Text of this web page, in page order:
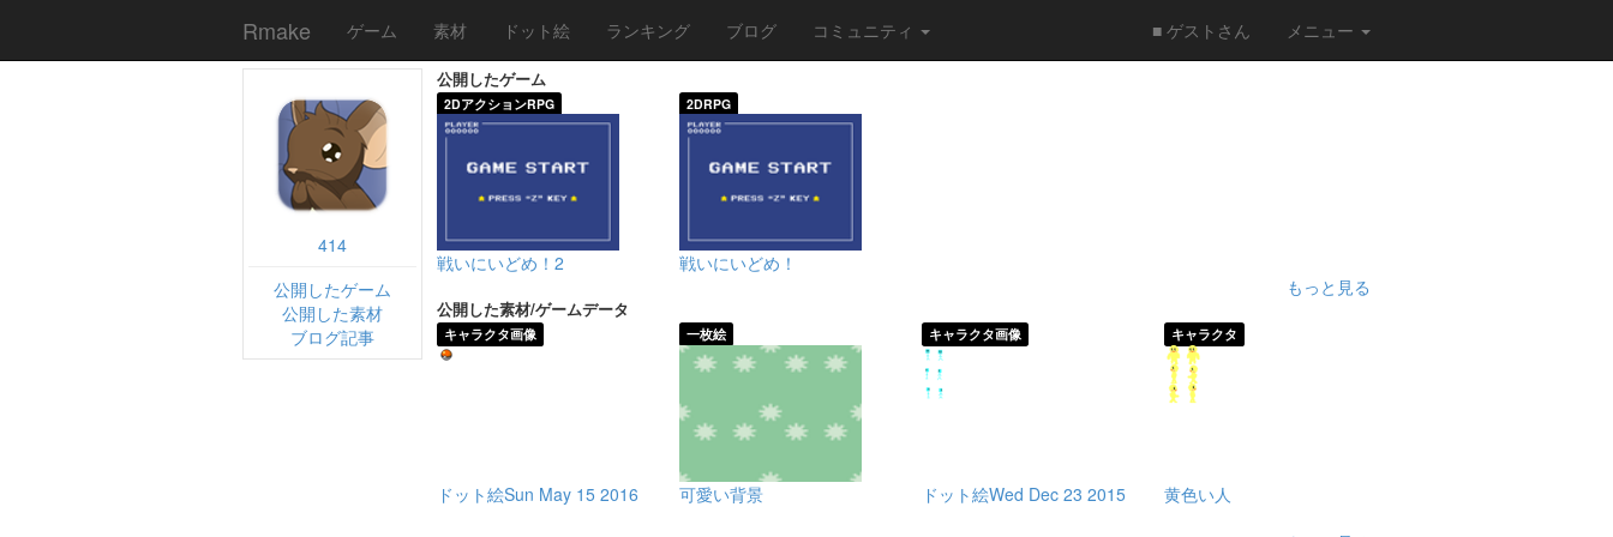
Rmake ゲーム 素材 ドット絵 ランキング ブログ コミュニティ ■ ゲストさん メニュー
414
公開したゲーム
公開した素材
ブログ記事
公開したゲーム
2DアクションRPG
戦いにいどめ！2
2DRPG
戦いにいどめ！
もっと見る
公開した素材/ゲームデータ
キャラクタ画像
ドット絵Sun May 15 2016
一枚絵
可愛い背景
キャラクタ画像
ドット絵Wed Dec 23 2015
キャラクタ
黄色い人